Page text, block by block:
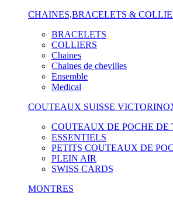
CHAINES,BRACELETS &
BRACELETS
COLLIERS
Chaines
Chaines de chevilles
Ensemble
Medical
COUTEAUX SUISSE
COUTEAUX DE POCHE
ESSENTIELS
PETITS COUTEAUX DE
PLEIN AIR
SWISS CARDS
MONTRES